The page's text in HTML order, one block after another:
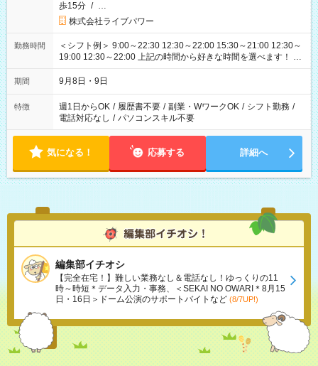
歩15分 / …
株式会社ライブパワー
勤務時間
＜シフト例＞ 9:00～22:30 12:30～22:00 15:30～21:00 12:30～
19:00 12:30～22:00 上記の時間から好きな時間を選べます！ ※
時間は変更となる可能性があります
期間 9月8日・9日
特徴 週1日からOK / 履歴書不要 / 副業・WワークOK / シフト勤務 /
電話対応なし / パソコンスキル不要
気になる！ 応募する 詳細へ
編集部イチオシ
【完全在宅！】難しい業務なし＆電話なし！ゆっくりの11
時～時短＊データ入力・事務、＜SEKAI NO OWARI＊8月15
日・16日＞ドーム公演のサポートバイトなど (8/7UP!)